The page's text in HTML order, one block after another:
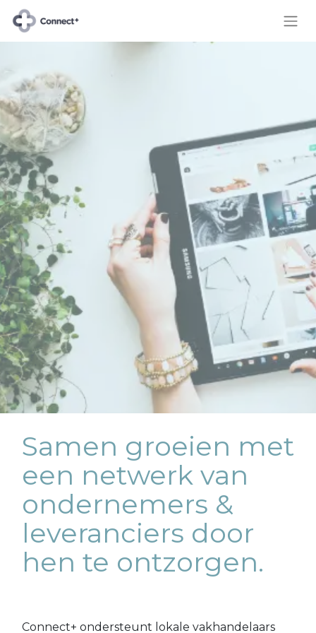
Connect+ ondersteunt lokale vakhandelaars
Samen groeien met
een netwerk van
ondernemers &
leveranciers door
hen te ontzorgen.